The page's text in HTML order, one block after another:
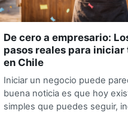
De cero a empresario:
pasos reales para iniciar
en Chile
Iniciar un negocio puede
buena noticia es que hoy
simples que puedes seguir,